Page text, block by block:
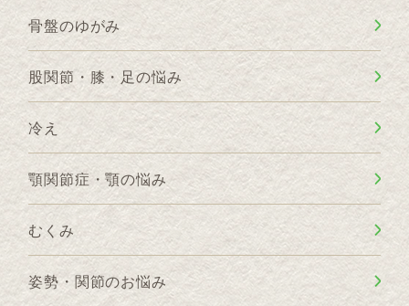
骨盤のゆがみ
股関節・膝・足の悩み
冷え
顎関節症・顎の悩み
むくみ
姿勢・関節のお悩み